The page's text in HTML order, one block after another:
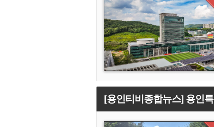
[용인티비종합뉴스] 용인